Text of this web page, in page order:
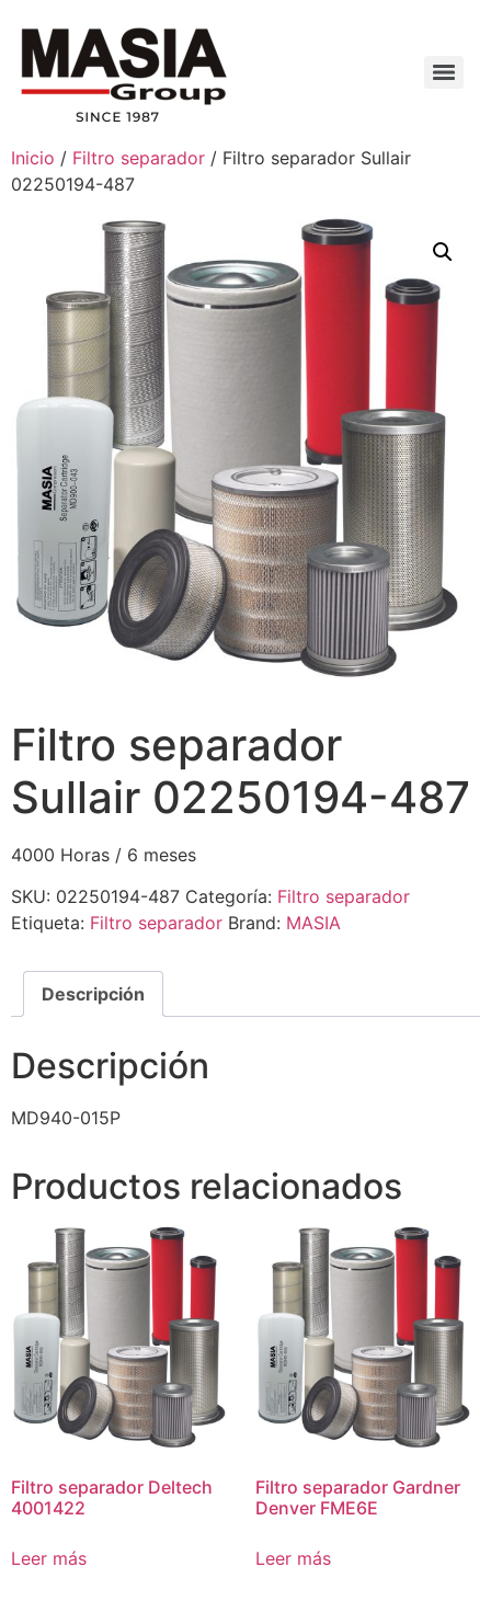
Inicio / Filtro separador / Filtro separador Sullair
02250194-487
Filtro separador
Sullair 02250194-487
4000 Horas / 6 meses
SKU: 02250194-487 Categoría: Filtro separador
Etiqueta: Filtro separador Brand: MASIA
Descripción
Descripción
MD940-015P
Productos relacionados
Filtro separador Deltech
4001422
Leer más
Filtro separador Gardner
Denver FME6E
Leer más